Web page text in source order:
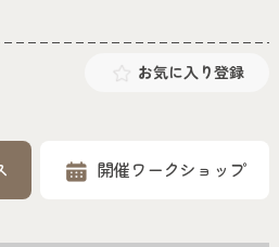
お気に入り登録
開催ワークショップ